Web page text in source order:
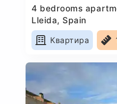
4 bedrooms
Lleida, Spain
Квартира